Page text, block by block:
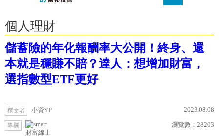
個人理財
儲蓄險的年化報酬率大公開！終身、還
本就是穩賺不賠？達人：想增加財富，
選指數型ETF更好
撰文者 小資YP 2023.08.08
專欄
財富線上
瀏覽數： 28203